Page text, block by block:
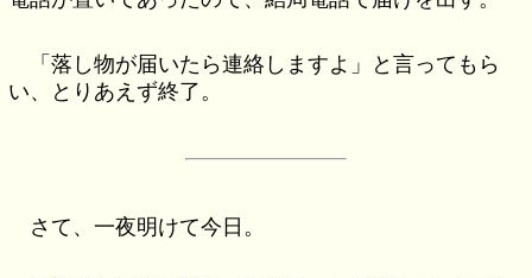
「落し物が届いたら連絡しますよ」と言ってもら
い、とりあえず終了。
さて、一夜明けて今日。